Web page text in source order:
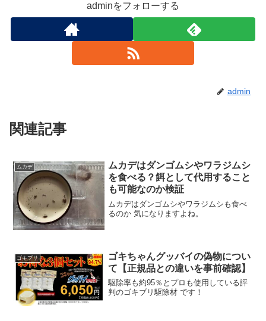
adminをフォローする
admin
関連記事
ムカデ
ムカデはダンゴムシやワラジムシ
を食べる？餌として代用すること
も可能なのか検証
ムカデはダンゴムシやワラジムシも食べ
るのか 気になりますよね。
ゴキブリ
ゴキちゃんグッバイの偽物につい
て【正規品との違いを事前確認】
駆除率も約95％とプロも使用している評
判のゴキブリ駆除材 です！